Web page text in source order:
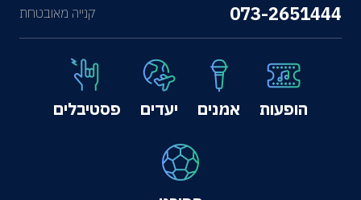
073-2651444
הופעות אמנים יעדים פסטיבלים
קנייה מאובטחת